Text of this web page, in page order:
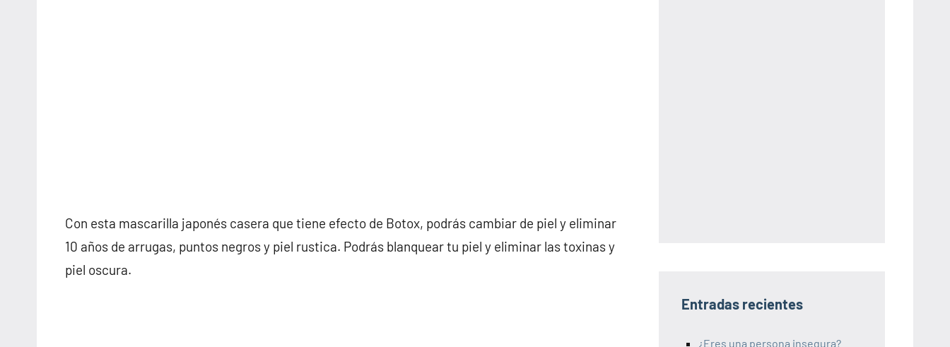
Con esta mascarilla japonés casera que tiene efecto de Botox, podrás cambiar de piel y eliminar
10 años de arrugas, puntos negros y piel rustica. Podrás blanquear tu piel y eliminar las toxinas y
piel oscura.
Entradas recientes
¿Eres una persona insegura?